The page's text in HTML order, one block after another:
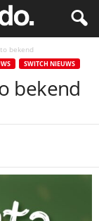
bekend
SWITCH NIEUWS
bekend